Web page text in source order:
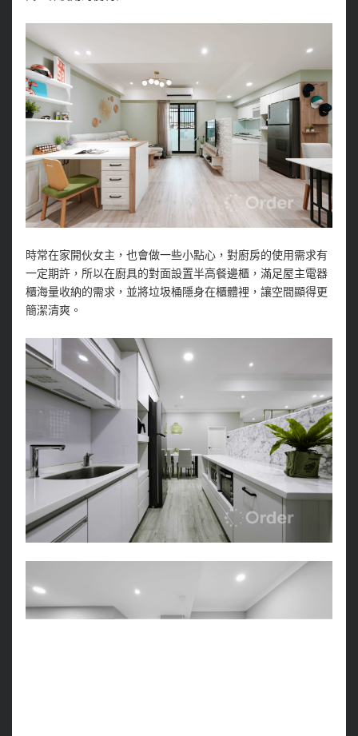
時常在家開伙女主，也會做一些小點心，對廚房的使用需求有
一定期許，所以在廚具的對面設置半高餐邊櫃，滿足屋主電器
櫃海量收納的需求，並將垃圾桶隱身在櫃體裡，讓空間顯得更
簡潔清爽。